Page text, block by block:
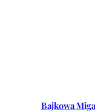
Bajkowa